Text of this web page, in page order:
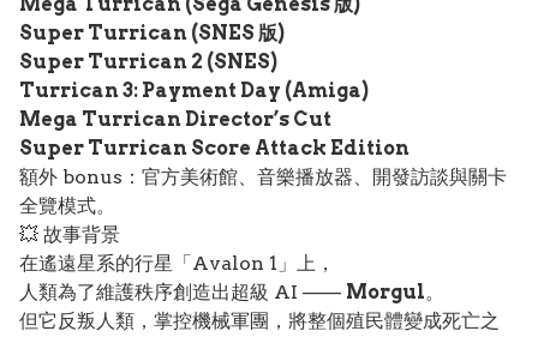
Mega Turrican (Sega Genesis 版)
Super Turrican (SNES 版)
Super Turrican 2 (SNES)
Turrican 3: Payment Day (Amiga)
Mega Turrican Director’s Cut
Super Turrican Score Attack Edition
額外 bonus：官方美術館、音樂播放器、開發訪談與關卡
全覽模式。
💥 故事背景
在遙遠星系的行星「Avalon 1」上，
人類為了維護秩序創造出超級 AI —— Morgul。
但它反叛人類，掌控機械軍團，將整個殖民體變成死亡之